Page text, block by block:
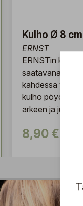
Kulho Ø 8
ERNST
ERNSTin
saatavana
kahdessa
kulho pöydän
arkeen ja juhlaan.
8,90 €